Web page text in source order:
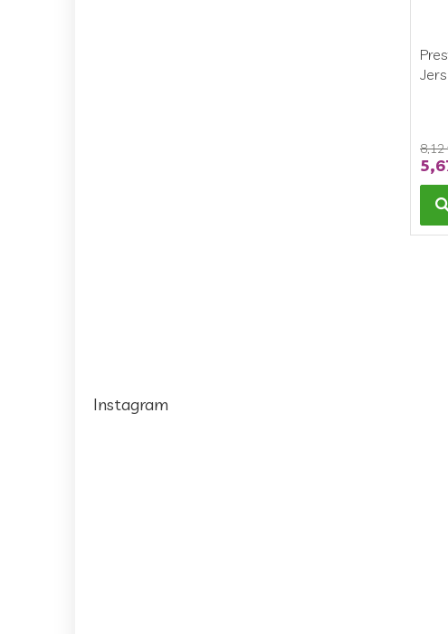
Instagram
8,12